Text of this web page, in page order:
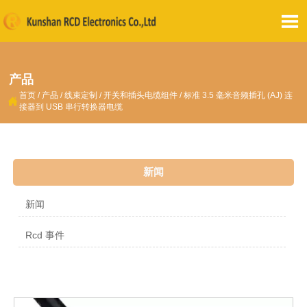

产品
 首页 / 产品 /线束定制 /开关和插头电缆组件 /标准 3.5 毫米音频插孔 (AJ) 连
接器到 USB 串行转换器电缆
新闻
新闻
Rcd 事件